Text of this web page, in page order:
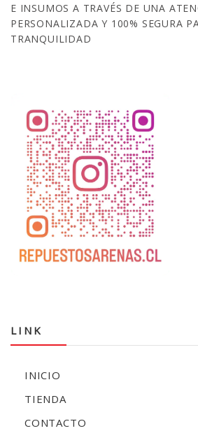
E INSUMOS A TRAVÉS DE UNA
PERSONALIZADA Y 100% SEGURA
TRANQUILIDAD
LINK
INICIO
TIENDA
CONTACTO